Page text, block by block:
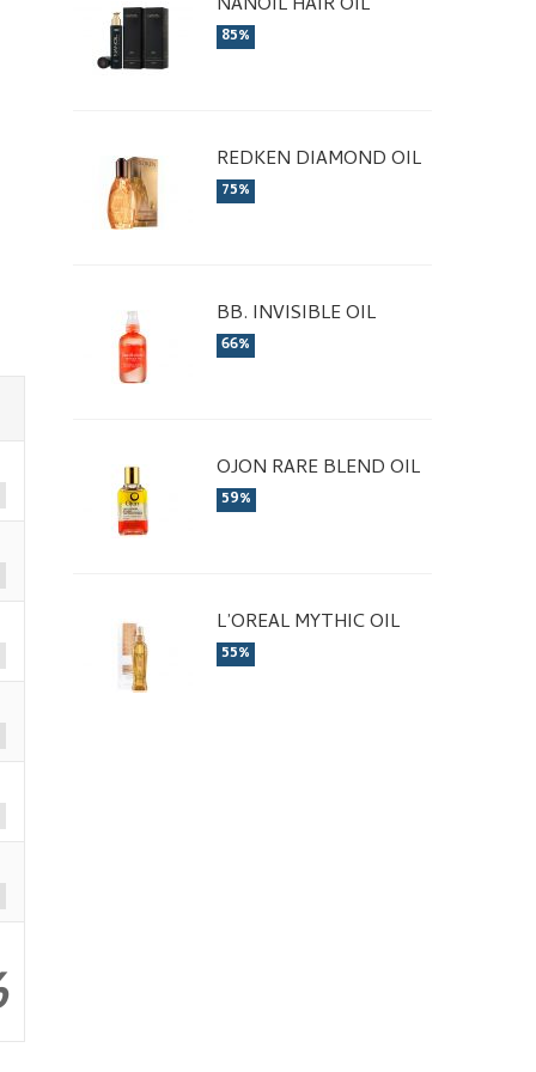
85%
REDKEN DIAMOND OIL
75%
BB. INVISIBLE OIL
66%
OJON RARE BLEND OIL
59%
L’OREAL MYTHIC OIL
55%